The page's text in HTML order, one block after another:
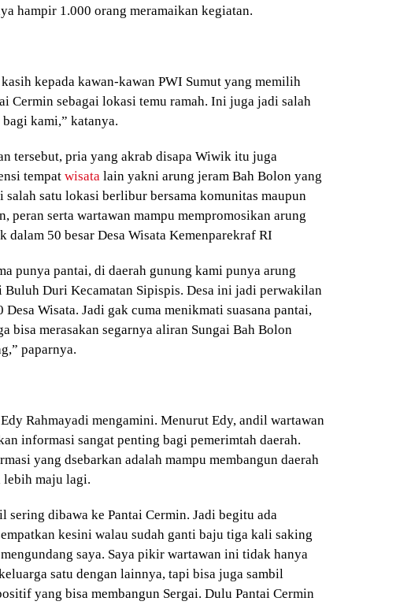
hampir 1.000 orang meramaikan kegiatan.
kepada kawan-kawan PWI Sumut yang memilih
Cermin sebagai lokasi temu ramah. Ini juga jadi salah
bagi kami,” katanya.
tersebut, pria yang akrab disapa Wiwik itu juga
tempat wisata lain yakni arung jeram Bah Bolon yang
salah satu lokasi berlibur bersama komunitas maupun
peran serta wartawan mampu mempromosikan arung
dalam 50 besar Desa Wisata Kemenparekraf RI
punya pantai, di daerah gunung kami punya arung
Buluh Duri Kecamatan Sipispis. Desa ini jadi perwakilan
Desa Wisata. Jadi gak cuma menikmati suasana pantai,
bisa merasakan segarnya aliran Sungai Bah Bolon
paparnya.
Rahmayadi mengamini. Menurut Edy, andil wartawan
informasi sangat penting bagi pemerimtah daerah.
yang dsebarkan adalah mampu membangun daerah
lebih maju lagi.
sering dibawa ke Pantai Cermin. Jadi begitu ada
kesini walau sudah ganti baju tiga kali saking
saya. Saya pikir wartawan ini tidak hanya
satu dengan lainnya, tapi bisa juga sambil
yang bisa membangun Sergai. Dulu Pantai Cermin